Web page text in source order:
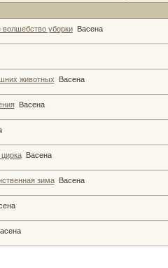
уборки Васена
животных Васена
Васена
Васена
зима Васена